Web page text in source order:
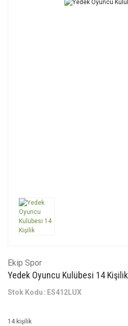
Ekip Spor
Yedek Oyuncu Kulübesi 14 Kişilik
Stok Kodu ES412LUX
14 kişilik